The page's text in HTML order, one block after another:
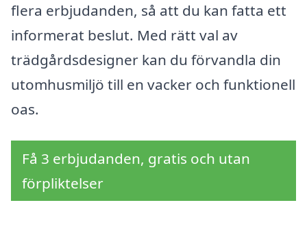
flera erbjudanden, så att du kan fatta ett
informerat beslut. Med rätt val av
trädgårdsdesigner kan du förvandla din
utomhusmiljö till en vacker och funktionell
oas.
Få 3 erbjudanden, gratis och utan
förpliktelser